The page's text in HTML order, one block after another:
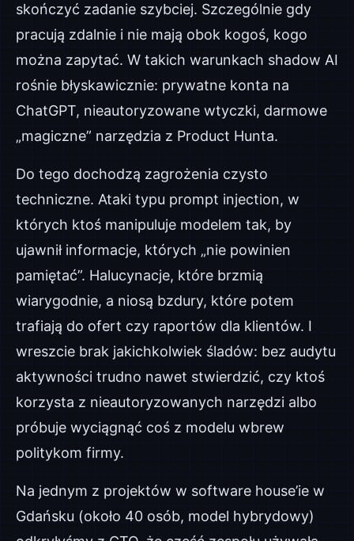
skończyć zadanie szybciej. Szczególnie gdy
pracują zdalnie i nie mają obok kogoś, kogo
można zapytać. W takich warunkach shadow AI
rośnie błyskawicznie: prywatne konta na
ChatGPT, nieautoryzowane wtyczki, darmowe
„magiczne” narzędzia z Product Hunta.
Do tego dochodzą zagrożenia czysto
techniczne. Ataki typu prompt injection, w
których ktoś manipuluje modelem tak, by
ujawnił informacje, których „nie powinien
pamiętać”. Halucynacje, które brzmią
wiarygodnie, a niosą bzdury, które potem
trafiają do ofert czy raportów dla klientów. I
wreszcie brak jakichkolwiek śladów: bez audytu
aktywności trudno nawet stwierdzić, czy ktoś
korzysta z nieautoryzowanych narzędzi albo
próbuje wyciągnąć coś z modelu wbrew
politykom firmy.
Na jednym z projektów w software house’ie w
Gdańsku (około 40 osób, model hybrydowy)